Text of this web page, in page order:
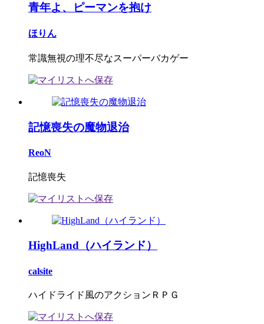
青年よ、ピーマンを抱け
ほりん
常識無視の理不尽なスーパーバカゲー
記憶喪失の魔物退治
ReoN
記憶喪失
HighLand（ハイランド）
calsite
ハイドライド風のアクションＲＰＧ